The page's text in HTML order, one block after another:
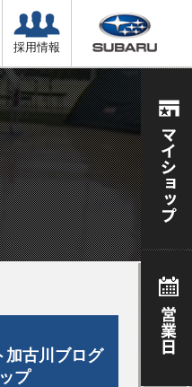
採用情報
加古川ブログ
プ